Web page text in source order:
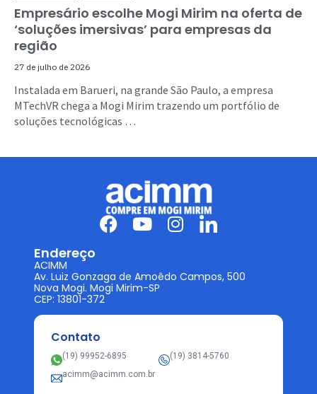
Empresário escolhe Mogi Mirim na oferta de
‘soluções imersivas’ para empresas da
região
27 de julho de 2026
Instalada em Barueri, na grande São Paulo, a empresa
MTechVR chega a Mogi Mirim trazendo um portfólio de
soluções tecnológicas …
Endereço
ACIMM
Av. Luiz Gonzaga de Amoêdo Campos, 500
Nova Mogi. Mogi Mirim-SP
CEP: 13801-372
Contato
(19) 99952-6895
(19) 3814-5760
acimm@acimm.com.br